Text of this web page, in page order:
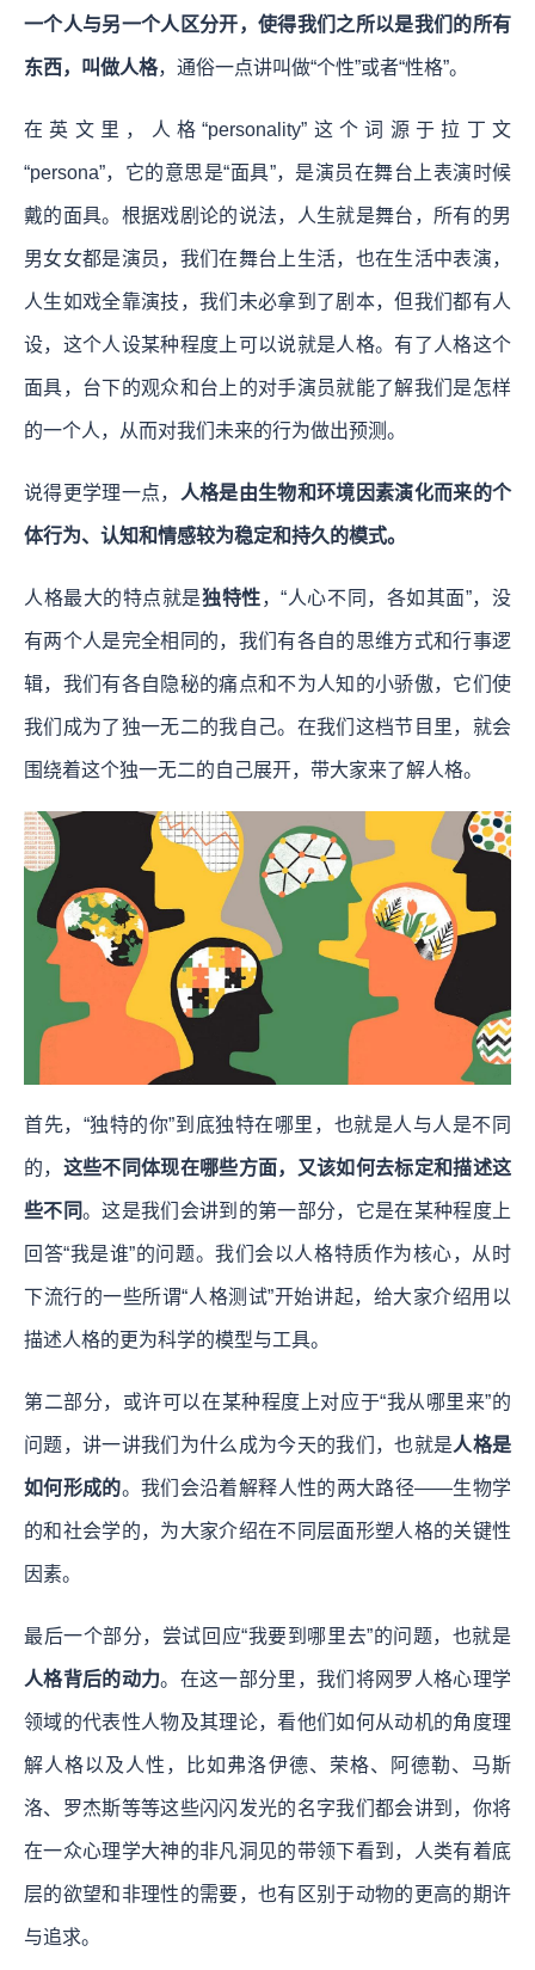
一个人与另一个人区分开，使得我们之所以是我们的所有
东西，叫做人格，通俗一点讲叫做“个性”或者“性格”。
在英文里， 人格“personality”这个词源于拉丁文
“persona”，它的意思是“面具”，是演员在舞台上表演时候
戴的面具。根据戏剧论的说法，人生就是舞台，所有的男
男女女都是演员，我们在舞台上生活，也在生活中表演，
人生如戏全靠演技，我们未必拿到了剧本，但我们都有人
设，这个人设某种程度上可以说就是人格。有了人格这个
面具，台下的观众和台上的对手演员就能了解我们是怎样
的一个人，从而对我们未来的行为做出预测。
说得更学理一点， 人格是由生物和环境因素演化而来的个
体行为、认知和情感较为稳定和持久的模式。
人格最大的特点就是独特性，“人心不同，各如其面”，没
有两个人是完全相同的，我们有各自的思维方式和行事逻
辑，我们有各自隐秘的痛点和不为人知的小骄傲，它们使
我们成为了独一无二的我自己。在我们这档节目里，就会
围绕着这个独一无二的自己展开，带大家来了解人格。
首先，“独特的你”到底独特在哪里，也就是人与人是不同
的， 这些不同体现在哪些方面，又该如何去标定和描述这
些不同。这是我们会讲到的第一部分，它是在某种程度上
回答“我是谁”的问题。我们会以人格特质作为核心，从时
下流行的一些所谓“人格测试”开始讲起，给大家介绍用以
描述人格的更为科学的模型与工具。
第二部分，或许可以在某种程度上对应于“我从哪里来”的
问题，讲一讲我们为什么成为今天的我们，也就是人格是
如何形成的。我们会沿着解释人性的两大路径——生物学
的和社会学的，为大家介绍在不同层面形塑人格的关键性
因素。
最后一个部分，尝试回应“我要到哪里去”的问题，也就是
人格背后的动力。在这一部分里，我们将网罗人格心理学
领域的代表性人物及其理论，看他们如何从动机的角度理
解人格以及人性，比如弗洛伊德、荣格、阿德勒、马斯
洛、罗杰斯等等这些闪闪发光的名字我们都会讲到，你将
在一众心理学大神的非凡洞见的带领下看到，人类有着底
层的欲望和非理性的需要，也有区别于动物的更高的期许
与追求。